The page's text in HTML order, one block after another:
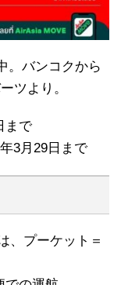
。バンコクから
ツより。
まで
3月29日まで
、プーケット＝